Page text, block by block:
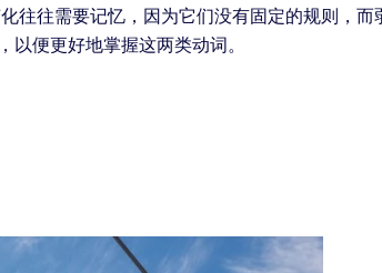
往往需要记忆，因为它们没有固定的规则，而
便更好地掌握这两类动词。